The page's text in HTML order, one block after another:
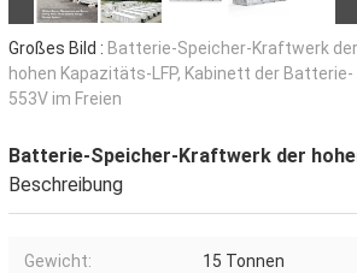
Großes Bild : Batterie-Speicher-Kraftwerk der
hohen Kapazitäts-LFP, Kabinett der Batterie-
553V im Freien
Batterie-Speicher-Kraftwerk der
Beschreibung
Gewicht: 15 Tonnen